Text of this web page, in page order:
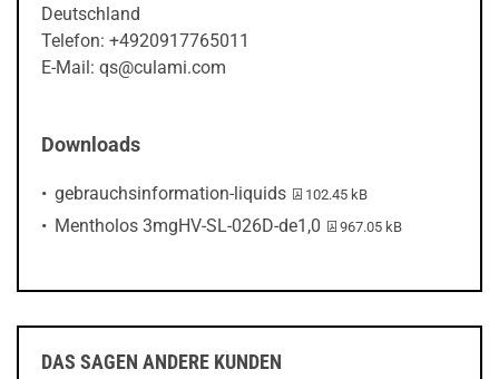
Deutschland
Telefon: +4920917765011
E-Mail: qs@culami.com
Downloads
gebrauchsinformation-liquids PDF-Datei:
102.45 kB
Mentholos 3mgHV-SL-026D-de1,0 PDF-Datei:
967.05 kB
DAS SAGEN ANDERE KUNDEN